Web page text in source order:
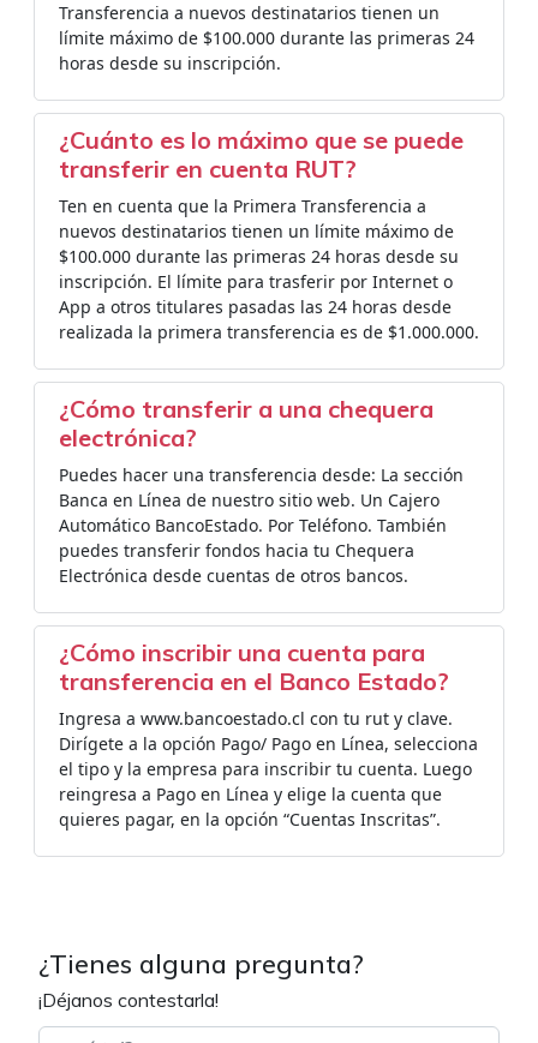
Transferencia a nuevos destinatarios tienen un
límite máximo de $100.000 durante las primeras 24
horas desde su inscripción.
¿Cuánto es lo máximo que se puede
transferir en cuenta RUT?
Ten en cuenta que la Primera Transferencia a
nuevos destinatarios tienen un límite máximo de
$100.000 durante las primeras 24 horas desde su
inscripción. El límite para trasferir por Internet o
App a otros titulares pasadas las 24 horas desde
realizada la primera transferencia es de $1.000.000.
¿Cómo transferir a una chequera
electrónica?
Puedes hacer una transferencia desde: La sección
Banca en Línea de nuestro sitio web. Un Cajero
Automático BancoEstado. Por Teléfono. También
puedes transferir fondos hacia tu Chequera
Electrónica desde cuentas de otros bancos.
¿Cómo inscribir una cuenta para
transferencia en el Banco Estado?
Ingresa a www.bancoestado.cl con tu rut y clave.
Dirígete a la opción Pago/ Pago en Línea, selecciona
el tipo y la empresa para inscribir tu cuenta. Luego
reingresa a Pago en Línea y elige la cuenta que
quieres pagar, en la opción “Cuentas Inscritas”.
¿Tienes alguna pregunta?
¡Déjanos contestarla!